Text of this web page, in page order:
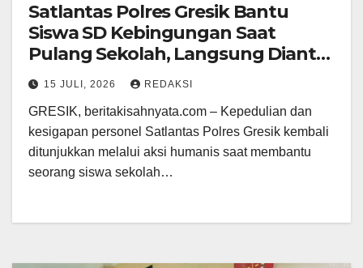
Satlantas Polres Gresik Bantu
Siswa SD Kebingungan Saat
Pulang Sekolah, Langsung Diantar
ke Rumah Orang Tua Lega
15 JULI, 2026 REDAKSI
GRESIK, beritakisahnyata.com – Kepedulian dan
kesigapan personel Satlantas Polres Gresik kembali
ditunjukkan melalui aksi humanis saat membantu
seorang siswa sekolah…